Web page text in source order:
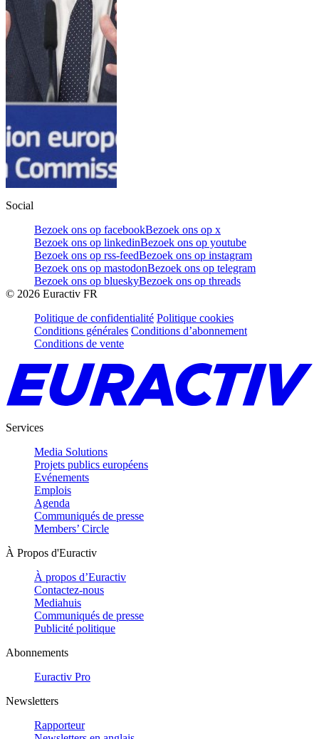
Social
Bezoek ons op facebookBezoek ons op x
Bezoek ons op linkedinBezoek ons op youtube
Bezoek ons op rss-feedBezoek ons op instagram
Bezoek ons op mastodonBezoek ons op telegram
Bezoek ons op blueskyBezoek ons op threads
© 2026 Euractiv FR
Politique de confidentialité Politique cookies
Conditions générales Conditions d’abonnement
Conditions de vente
Services
Media Solutions
Projets publics européens
Evénements
Emplois
Agenda
Communiqués de presse
Members’ Circle
À Propos d'Euractiv
À propos d’Euractiv
Contactez-nous
Mediahuis
Communiqués de presse
Publicité politique
Abonnements
Euractiv Pro
Newsletters
Rapporteur